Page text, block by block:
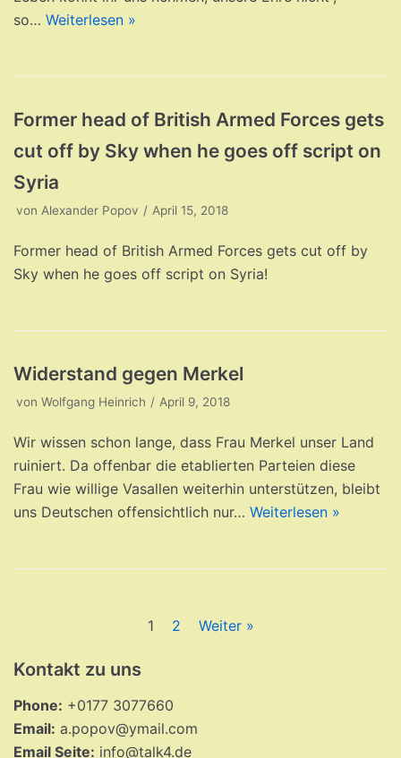
so… Weiterlesen »
Former head of British Armed Forces gets
cut off by Sky when he goes off script on
Syria
von Alexander Popov April 15, 2018
Former head of British Armed Forces gets cut off by
Sky when he goes off script on Syria!
Widerstand gegen Merkel
von Wolfgang Heinrich April 9, 2018
Wir wissen schon lange, dass Frau Merkel unser Land
ruiniert. Da offenbar die etablierten Parteien diese
Frau wie willige Vasallen weiterhin unterstützen, bleibt
uns Deutschen offensichtlich nur… Weiterlesen »
1 2 Weiter »
Kontakt zu uns
Phone: +0177 3077660
Email: a.popov@ymail.com
Email Seite: info@talk4.de